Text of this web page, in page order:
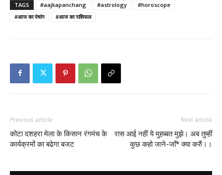
TAGS
#aajkapanchang #astrology
#horoscope
#आज का पंचांग
#आज का राशिफल
Previous article
कोटा दशहरा मेला के किसान रंगमंच के
कार्यक्रमों का बढेगा बजट
Next article
रास आई नहीं ये मुहब्बत मुझे। अब तुम्हीं
कुछ कहो जाने-जाॅं* क्या करुॅं।।